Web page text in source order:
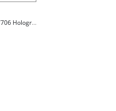
Зонт женский складной Laird L7706 Hologram